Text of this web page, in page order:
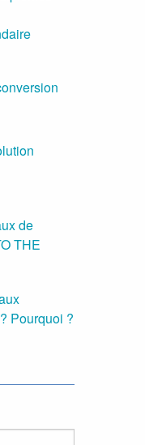
de
THE
Pourquoi ?